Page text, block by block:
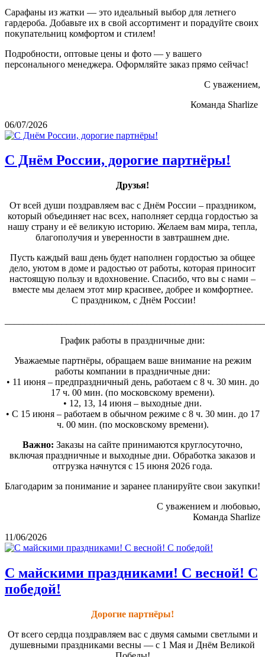
Сарафаны из жатки — это идеальный выбор для летнего
гардероба. Добавьте их в свой ассортимент и порадуйте своих
покупательниц комфортом и стилем!
Подробности, оптовые цены и фото — у вашего
персонального менеджера. Оформляйте заказ прямо сейчас!
С уважением,
Команда Sharlize
06/07/2026
С Днём России, дорогие партнёры!
Друзья!
От всей души поздравляем вас с Днём России – праздником,
который объединяет нас всех, наполняет сердца гордостью за
нашу страну и её великую историю. Желаем вам мира, тепла,
благополучия и уверенности в завтрашнем дне.
Пусть каждый ваш день будет наполнен гордостью за общее
дело, уютом в доме и радостью от работы, которая приносит
настоящую пользу и вдохновение. Спасибо, что вы с нами –
вместе мы делаем этот мир красивее, добрее и комфортнее.
С праздником, с Днём России!
График работы в праздничные дни:
Уважаемые партнёры, обращаем ваше внимание на режим
работы компании в праздничные дни:
• 11 июня – предпраздничный день, работаем с 8 ч. 30 мин. до
17 ч. 00 мин. (по московскому времени).
• 12, 13, 14 июня – выходные дни.
• С 15 июня – работаем в обычном режиме с 8 ч. 30 мин. до 17
ч. 00 мин. (по московскому времени).
Важно: Заказы на сайте принимаются круглосуточно,
включая праздничные и выходные дни. Обработка заказов и
отгрузка начнутся с 15 июня 2026 года.
Благодарим за понимание и заранее планируйте свои закупки!
С уважением и любовью,
Команда Sharlize
11/06/2026
С майскими праздниками! С весной! С
победой!
Дорогие партнёры!
От всего сердца поздравляем вас с двумя самыми светлыми и
душевными праздниками весны — с 1 Мая и Днём Великой